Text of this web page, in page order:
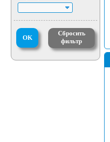
OK
Сбросить
фильтр